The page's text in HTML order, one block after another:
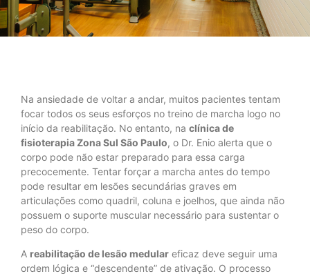
Na ansiedade de voltar a andar, muitos pacientes tentam
focar todos os seus esforços no treino de marcha logo no
início da reabilitação. No entanto, na clínica de
fisioterapia Zona Sul São Paulo, o Dr. Enio alerta que o
corpo pode não estar preparado para essa carga
precocemente. Tentar forçar a marcha antes do tempo
pode resultar em lesões secundárias graves em
articulações como quadril, coluna e joelhos, que ainda não
possuem o suporte muscular necessário para sustentar o
peso do corpo.
A reabilitação de lesão medular eficaz deve seguir uma
ordem lógica e “descendente” de ativação. O processo